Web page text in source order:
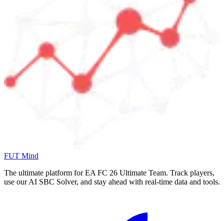
FUT Mind
The ultimate platform for EA FC 26 Ultimate Team. Track players,
use our AI SBC Solver, and stay ahead with real-time data and tools.